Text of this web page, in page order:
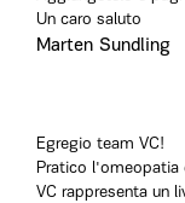
Un caro saluto
Marten Sundling
Egregio team VC!
Pratico l'omeopatia
VC rappresenta un